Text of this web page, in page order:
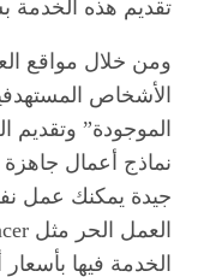
تقديم هذه الخدمة
ومن خلال مواقع
الأشخاص
الموجودة”
نماذج أعمال جاهزة
جيدة يمكنك عمل
الخدمة فيها